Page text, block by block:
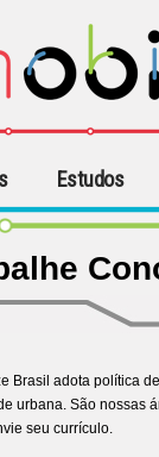
Estudos
Brasil adota política
urbana. São nossas
seu currículo.